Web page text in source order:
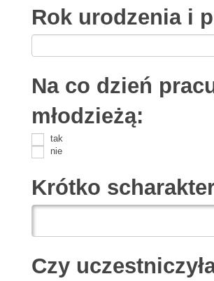
Rok urodzenia i
Na co dzień
młodzieżą:
tak
nie
Krótko
Czy